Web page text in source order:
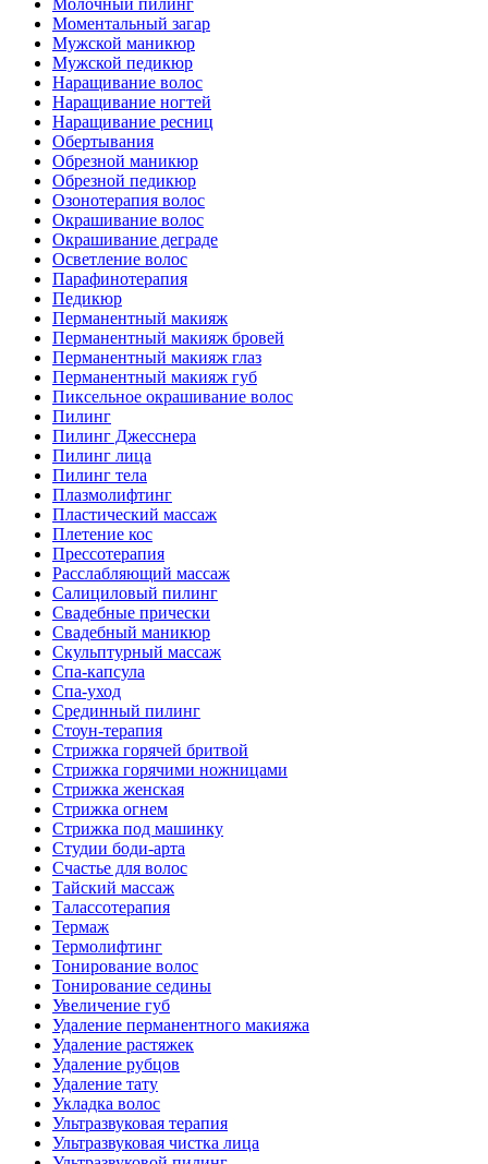
Моментальный загар
Мужской маникюр
Мужской педикюр
Наращивание волос
Наращивание ногтей
Наращивание ресниц
Обертывания
Обрезной маникюр
Обрезной педикюр
Озонотерапия волос
Окрашивание волос
Окрашивание деграде
Осветление волос
Парафинотерапия
Педикюр
Перманентный макияж
Перманентный макияж бровей
Перманентный макияж глаз
Перманентный макияж губ
Пиксельное окрашивание волос
Пилинг
Пилинг Джесснера
Пилинг лица
Пилинг тела
Плазмолифтинг
Пластический массаж
Плетение кос
Прессотерапия
Расслабляющий массаж
Салициловый пилинг
Свадебные прически
Свадебный маникюр
Скульптурный массаж
Спа-капсула
Спа-уход
Срединный пилинг
Стоун-терапия
Стрижка горячей бритвой
Стрижка горячими ножницами
Стрижка женская
Стрижка огнем
Стрижка под машинку
Студии боди-арта
Счастье для волос
Тайский массаж
Талассотерапия
Термаж
Термолифтинг
Тонирование волос
Тонирование седины
Увеличение губ
Удаление перманентного макияжа
Удаление растяжек
Удаление рубцов
Удаление тату
Укладка волос
Ультразвуковая терапия
Ультразвуковая чистка лица